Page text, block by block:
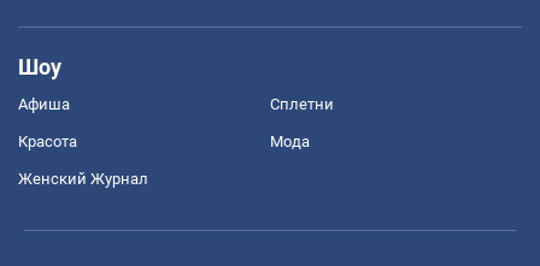
Шоу
Афиша Сплетни
Красота Мода
Женский Журнал